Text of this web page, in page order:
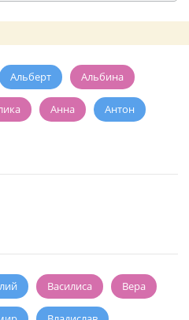
Альберт Альбина
Анна Антон
Василиса Вера